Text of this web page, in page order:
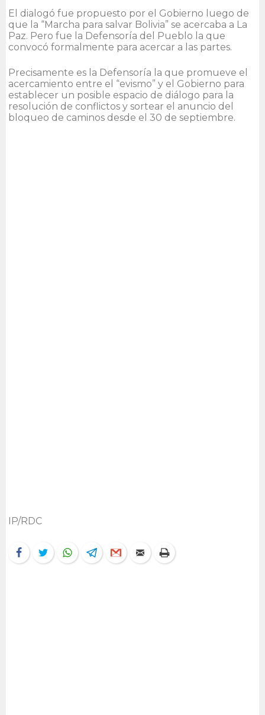
El dialogó fue propuesto por el Gobierno luego de
que la “Marcha para salvar Bolivia” se acercaba a La
Paz. Pero fue la Defensoría del Pueblo la que
convocó formalmente para acercar a las partes.
Precisamente es la Defensoría la que promueve el
acercamiento entre el “evismo” y el Gobierno para
establecer un posible espacio de diálogo para la
resolución de conflictos y sortear el anuncio del
bloqueo de caminos desde el 30 de septiembre.
IP/RDC